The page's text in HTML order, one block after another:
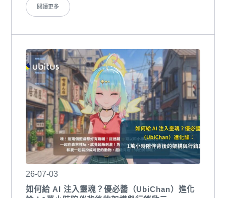
閱讀更多
26-07-03
如何給 AI 注入靈魂？優必醬（UbiChan）進化